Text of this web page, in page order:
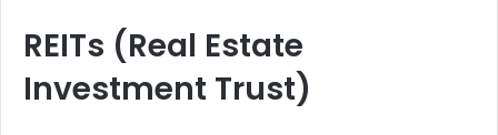
REITs (Real Estate
Investment Trust)